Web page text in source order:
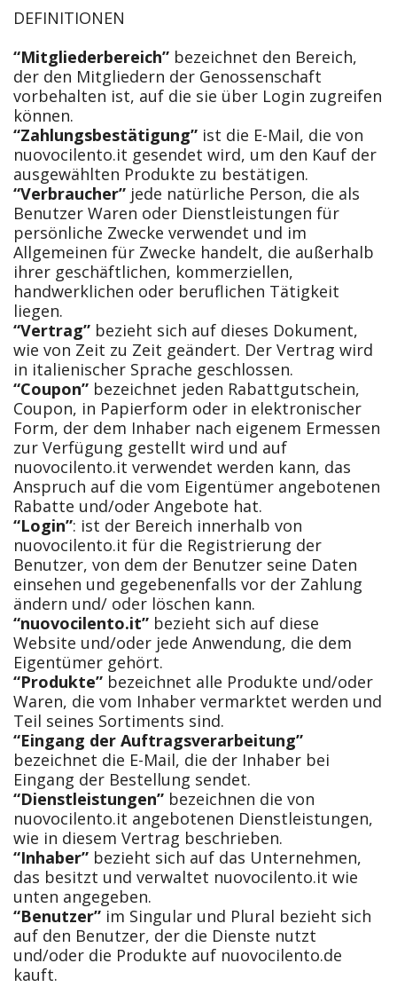
DEFINITIONEN
“Mitgliederbereich” bezeichnet den Bereich,
der den Mitgliedern der Genossenschaft
vorbehalten ist, auf die sie über Login zugreifen
können.
“Zahlungsbestätigung” ist die E-Mail, die von
nuovocilento.it gesendet wird, um den Kauf der
ausgewählten Produkte zu bestätigen.
“Verbraucher” jede natürliche Person, die als
Benutzer Waren oder Dienstleistungen für
persönliche Zwecke verwendet und im
Allgemeinen für Zwecke handelt, die außerhalb
ihrer geschäftlichen, kommerziellen,
handwerklichen oder beruflichen Tätigkeit
liegen.
“Vertrag” bezieht sich auf dieses Dokument,
wie von Zeit zu Zeit geändert. Der Vertrag wird
in italienischer Sprache geschlossen.
“Coupon” bezeichnet jeden Rabattgutschein,
Coupon, in Papierform oder in elektronischer
Form, der dem Inhaber nach eigenem Ermessen
zur Verfügung gestellt wird und auf
nuovocilento.it verwendet werden kann, das
Anspruch auf die vom Eigentümer angebotenen
Rabatte und/oder Angebote hat.
“Login”: ist der Bereich innerhalb von
nuovocilento.it für die Registrierung der
Benutzer, von dem der Benutzer seine Daten
einsehen und gegebenenfalls vor der Zahlung
ändern und/ oder löschen kann.
“nuovocilento.it” bezieht sich auf diese
Website und/oder jede Anwendung, die dem
Eigentümer gehört.
“Produkte” bezeichnet alle Produkte und/oder
Waren, die vom Inhaber vermarktet werden und
Teil seines Sortiments sind.
“Eingang der Auftragsverarbeitung”
bezeichnet die E-Mail, die der Inhaber bei
Eingang der Bestellung sendet.
“Dienstleistungen” bezeichnen die von
nuovocilento.it angebotenen Dienstleistungen,
wie in diesem Vertrag beschrieben.
“Inhaber” bezieht sich auf das Unternehmen,
das besitzt und verwaltet nuovocilento.it wie
unten angegeben.
“Benutzer” im Singular und Plural bezieht sich
auf den Benutzer, der die Dienste nutzt
und/oder die Produkte auf nuovocilento.de
kauft.